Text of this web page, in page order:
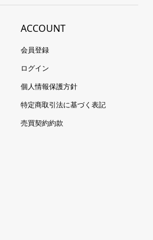
ACCOUNT
会員登録
ログイン
個人情報保護方針
特定商取引法に基づく表記
売買契約約款